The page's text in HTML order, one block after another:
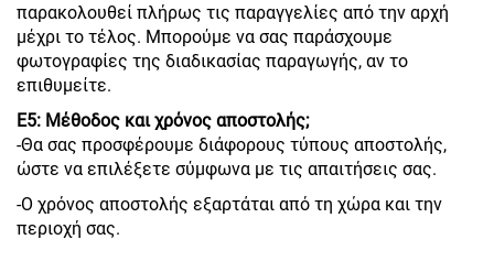
παρακολουθεί πλήρως τις παραγγελίες από την αρχή
μέχρι το τέλος. Μπορούμε να σας παράσχουμε
φωτογραφίες της διαδικασίας παραγωγής, αν το
επιθυμείτε.
Ε5: Μέθοδος και χρόνος αποστολής;
-Θα σας προσφέρουμε διάφορους τύπους αποστολής,
ώστε να επιλέξετε σύμφωνα με τις απαιτήσεις σας.
-Ο χρόνος αποστολής εξαρτάται από τη χώρα και την
περιοχή σας.